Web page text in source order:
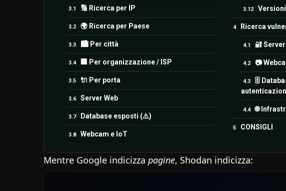
🔢 Ricerca per IP
🌍 Ricerca per Paese
🏙️ Per città
🏢 Per organizzazione / ISP
🔌 Per porta
Server Web
Database esposti (⚠️)
Webcam e IoT
Ricerca
🔐
📷
🗄️
🌐
CONSIGLI
Mentre Google indicizza pagine, Shodan indicizza: